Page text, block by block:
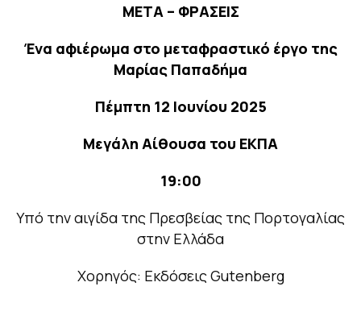
ΜΕΤΑ – ΦΡΑΣΕΙΣ
Ένα αφιέρωμα στο μεταφραστικό έργο της
Μαρίας Παπαδήμα
Πέμπτη 12 Ιουνίου 2025
Μεγάλη Αίθουσα του ΕΚΠΑ
19:00
Υπό την αιγίδα της Πρεσβείας της Πορτογαλίας
στην Ελλάδα
Χορηγός: Εκδόσεις Gutenberg